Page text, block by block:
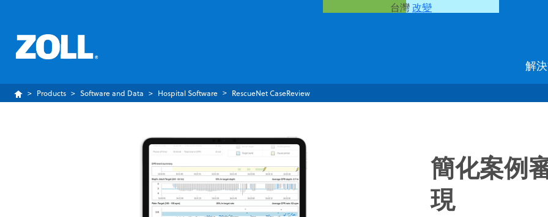
台灣改變
解
Products Software and Data Hospital Software RescueNet CaseReview
簡化案例
現